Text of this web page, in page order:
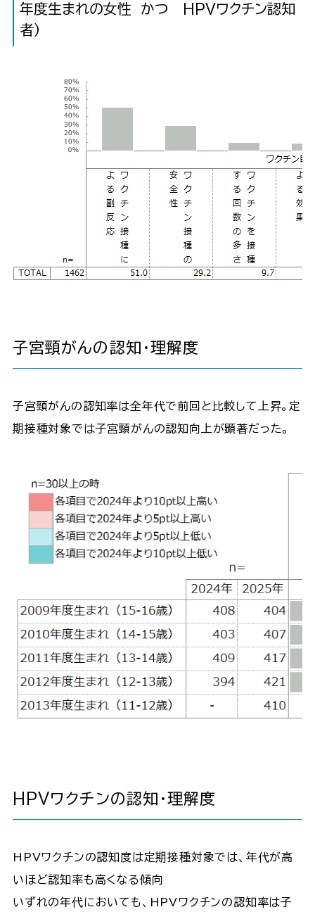
年度生まれの女性 かつ HPVワクチン認知
者）
子宮頸がんの認知・理解度
子宮頸がんの認知率は全年代で前回と比較して上昇。定
期接種対象では子宮頸がんの認知向上が顕著だった。
HPVワクチンの認知・理解度
HPVワクチンの認知度は定期接種対象では、年代が高
いほど認知率も高くなる傾向
いずれの年代においても、HPVワクチンの認知率は子